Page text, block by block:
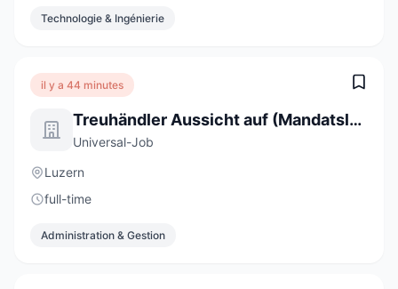
Technologie & Ingénierie
il y a 44 minutes
Treuhändler Aussicht auf (Mandatsleitung) 100% (m/w/d)
Universal-Job
Luzern
full-time
Administration & Gestion